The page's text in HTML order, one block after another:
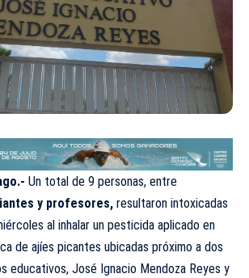
Un total de 9 personas, entre
y profesores, resultaron intoxicadas
al inhalar un pesticida aplicado en
de ajíes picantes ubicadas próximo a dos
educativos, José Ignacio Mendoza Reyes y